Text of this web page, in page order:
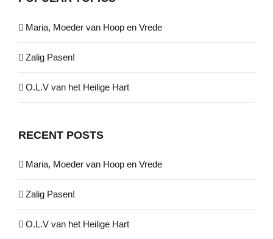
Maria, Moeder van Hoop en Vrede
Zalig Pasen!
O.L.V van het Heilige Hart
RECENT POSTS
Maria, Moeder van Hoop en Vrede
Zalig Pasen!
O.L.V van het Heilige Hart